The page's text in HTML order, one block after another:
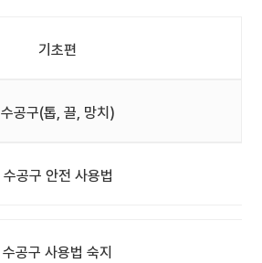
기초편
수공구(톱, 끌, 망치)
수공구 안전 사용법
수공구 사용법 숙지